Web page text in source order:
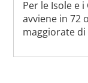
Per le Isole e
avviene in 72
maggiorate di